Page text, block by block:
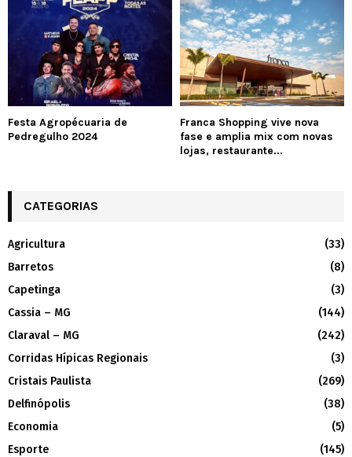
Festa Agropécuaria de
Pedregulho 2024
Franca Shopping vive nova
fase e amplia mix com novas
lojas, restaurante...
CATEGORIAS
Agricultura
(33)
Barretos
(8)
Capetinga
(3)
Cassia – MG
(144)
Claraval – MG
(242)
Corridas Hípicas Regionais
(3)
Cristais Paulista
(269)
Delfinópolis
(38)
Economia
(5)
Esporte
(145)